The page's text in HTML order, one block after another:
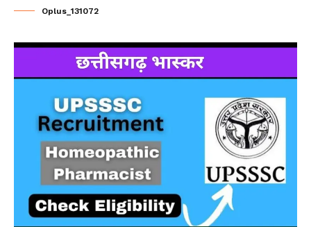
Oplus_131072